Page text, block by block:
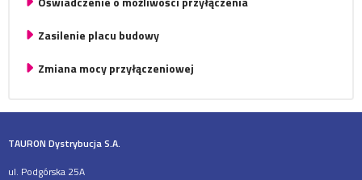
Zasilenie placu budowy
Zmiana mocy przyłączeniowej
TAURON Dystrybucja S.A.
ul. Podgórska 25A